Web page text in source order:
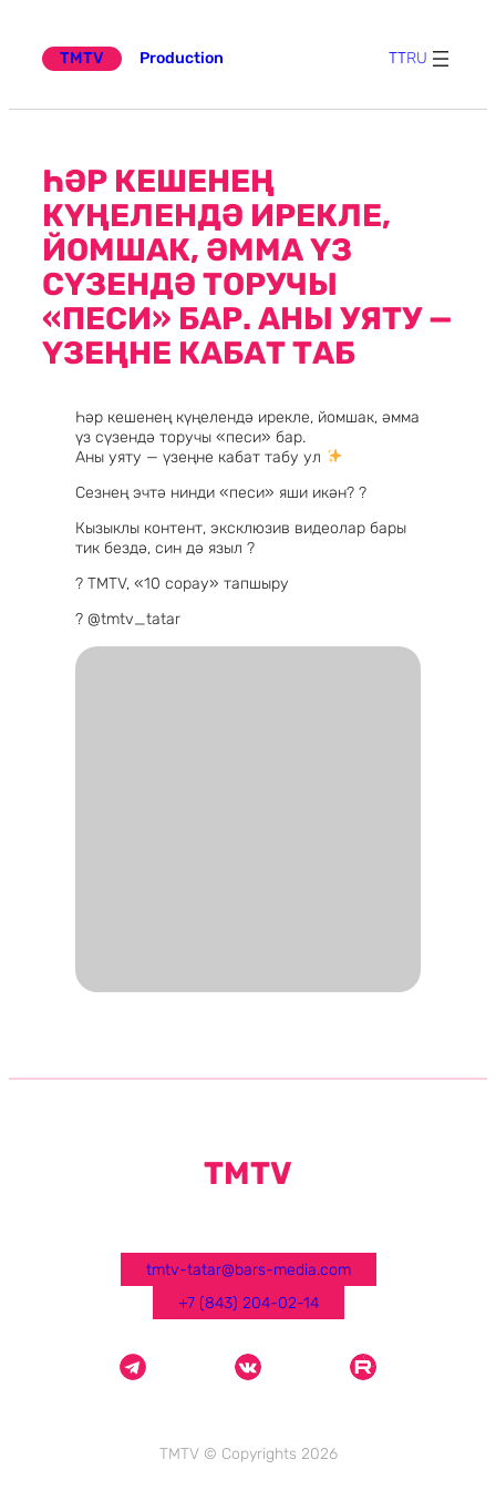
TMTV
Production TTRU
ҺӘР КЕШЕНЕҢ
КҮҢЕЛЕНДӘ ИРЕКЛЕ,
ЙОМШАК, ӘММА ҮЗ
СҮЗЕНДӘ ТОРУЧЫ
«ПЕСИ» БАР. АНЫ УЯТУ —
ҮЗЕҢНЕ КАБАТ ТАБ
Һәр кешенең күңелендә ирекле, йомшак, әмма
үз сүзендә торучы «песи» бар.
Аны уяту — үзеңне кабат табу ул
Сезнең эчтә нинди «песи» яши икән? ?
Кызыклы контент, эксклюзив видеолар бары
тик бездә, син дә языл ?
? TMTV, «10 сорау» тапшыру
? @tmtv_tatar
TMTV
tmtv-tatar@bars-media.com
+7 (843) 204-02-14
TMTV © Copyrights 2026